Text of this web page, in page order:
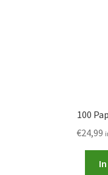
100
€24,99